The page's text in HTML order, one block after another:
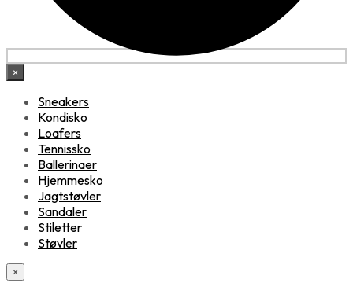
×
Sneakers
Kondisko
Loafers
Tennissko
Ballerinaer
Hjemmesko
Jagtstøvler
Sandaler
Stiletter
Støvler
×